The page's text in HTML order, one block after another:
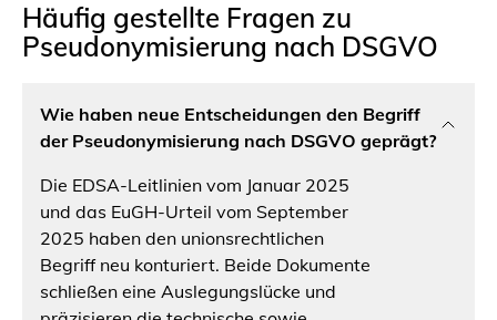
Häufig gestellte Fragen zu
Pseudonymisierung nach DSGVO
Wie haben neue Entscheidungen den Begriff
der Pseudonymisierung nach DSGVO geprägt?
Die EDSA-Leitlinien vom Januar 2025
und das EuGH-Urteil vom September
2025 haben den unionsrechtlichen
Begriff neu konturiert. Beide Dokumente
schließen eine Auslegungslücke und